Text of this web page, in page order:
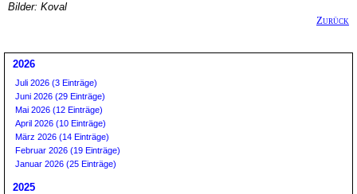
Bilder: Koval
Zurück
2026
Juli 2026 (3 Einträge)
Juni 2026 (29 Einträge)
Mai 2026 (12 Einträge)
April 2026 (10 Einträge)
März 2026 (14 Einträge)
Februar 2026 (19 Einträge)
Januar 2026 (25 Einträge)
2025